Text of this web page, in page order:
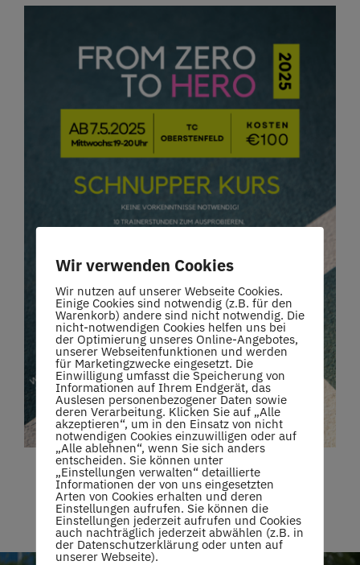
Restaurant
Über uns
Platz buchen
Wir verwenden Cookies
Wir nutzen auf unserer Webseite Cookies.
Einige Cookies sind notwendig (z.B. für den
Warenkorb) andere sind nicht notwendig. Die
nicht-notwendigen Cookies helfen uns bei
der Optimierung unseres Online-Angebotes,
unserer Webseitenfunktionen und werden
für Marketingzwecke eingesetzt. Die
Einwilligung umfasst die Speicherung von
Informationen auf Ihrem Endgerät, das
Auslesen personenbezogener Daten sowie
deren Verarbeitung. Klicken Sie auf „Alle
akzeptieren“, um in den Einsatz von nicht
notwendigen Cookies einzuwilligen oder auf
„Alle ablehnen“, wenn Sie sich anders
entscheiden. Sie können unter
„Einstellungen verwalten“ detaillierte
Informationen der von uns eingesetzten
Arten von Cookies erhalten und deren
Einstellungen aufrufen. Sie können die
Einstellungen jederzeit aufrufen und Cookies
auch nachträglich jederzeit abwählen (z.B. in
der Datenschutzerklärung oder unten auf
unserer Webseite).